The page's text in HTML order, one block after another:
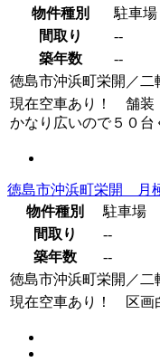
物件種別
駐車場
間取り
--
築年数
--
徳島市沖浜町栄開 ／ 二
現在空車あり！ 舗装
かなり広いので５０台
徳島市沖浜町栄開 月
物件種別
駐車場
間取り
--
築年数
--
徳島市沖浜町栄開 ／ 二
現在空車あり！ 区画